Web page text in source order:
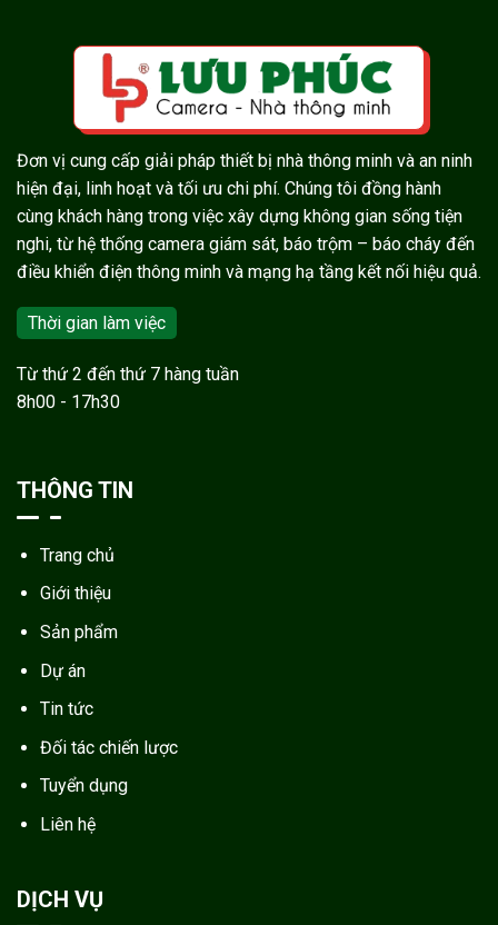
Đơn vị cung cấp giải pháp thiết bị nhà thông minh và an ninh
hiện đại, linh hoạt và tối ưu chi phí. Chúng tôi đồng hành
cùng khách hàng trong việc xây dựng không gian sống tiện
nghi, từ hệ thống camera giám sát, báo trộm – báo cháy đến
điều khiển điện thông minh và mạng hạ tầng kết nối hiệu quả.
Thời gian làm việc
Từ thứ 2 đến thứ 7 hàng tuần
8h00 - 17h30
THÔNG TIN
Trang chủ
Giới thiệu
Sản phẩm
Dự án
Tin tức
Đối tác chiến lược
Tuyển dụng
Liên hệ
DỊCH VỤ